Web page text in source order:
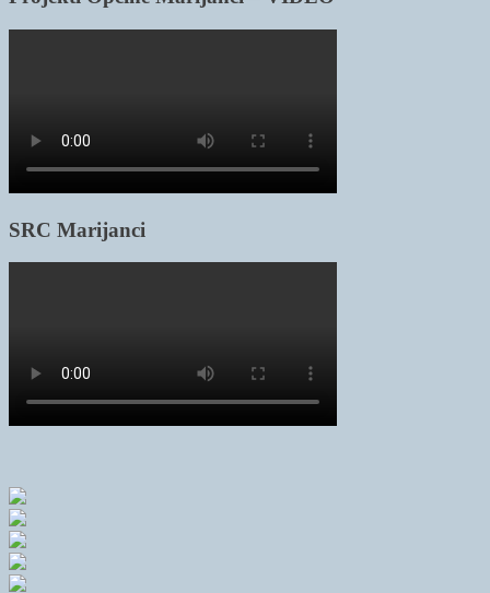
SRC Marijanci